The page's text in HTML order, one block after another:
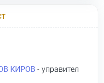
КИРОВ - управител